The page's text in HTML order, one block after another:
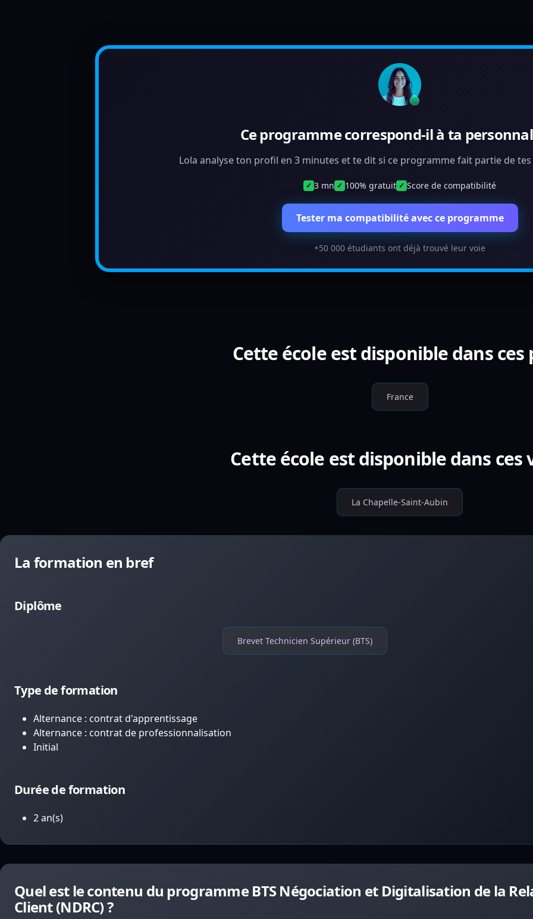
Ce programme correspond-il à ta
Lola analyse ton profil en 3 minutes et te dit si ce programme fait partie de tes
✓ 3 mn ✓ 100% gratuit ✓ Score de compatibilité
Tester ma compatibilité avec ce programme
+50 000 étudiants ont déjà trouvé leur voie
Cette école est disponible dans ces
France
Cette école est disponible dans ces
La Chapelle-Saint-Aubin
La formation en bref
Diplôme
Brevet Technicien Supérieur (BTS)
Type de formation
Alternance : contrat d'apprentissage
Alternance : contrat de professionnalisation
Initial
Durée de formation
2 an(s)
Quel est le contenu du programme BTS Négociation et Digitalisation de la
Client (NDRC) ?